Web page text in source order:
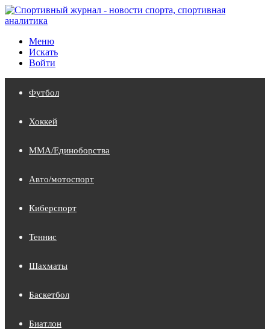
Меню
Искать
Войти
Футбол
Хоккей
MMA/Единоборства
Авто/мотоспорт
Киберспорт
Теннис
Шахматы
Баскетбол
Биатлон